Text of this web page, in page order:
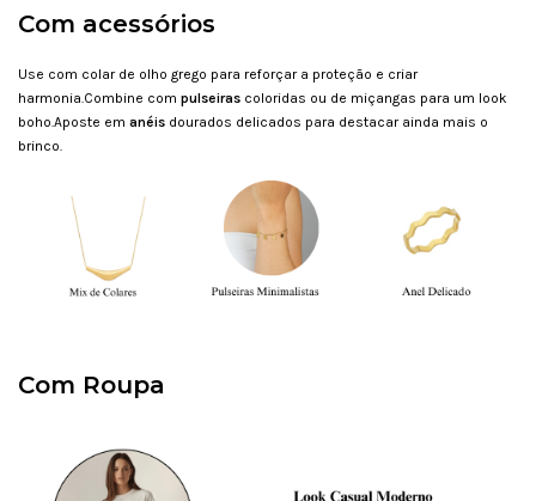
Com acessórios
Use com colar de olho grego para reforçar a proteção e criar
harmonia.Combine com pulseiras coloridas ou de miçangas para um look
boho.Aposte em anéis dourados delicados para destacar ainda mais o
brinco.
Com Roupa